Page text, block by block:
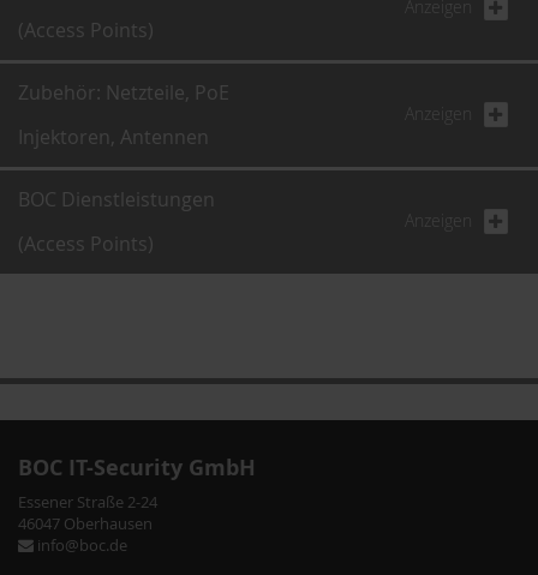
(Access Points)
Anzeigen
Zubehör: Netzteile, PoE
Injektoren, Antennen
Anzeigen
BOC Dienstleistungen
(Access Points)
Anzeigen
BOC IT-Security GmbH
Essener Straße 2-24
46047 Oberhausen
info@boc.de